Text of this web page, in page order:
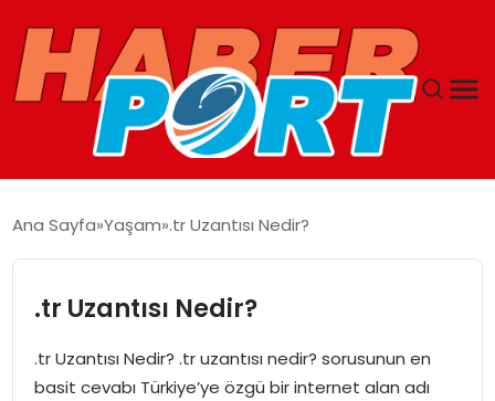
GUNCEL
YAŞAM
SAĞLIK
Ana Sayfa Yaşam .tr Uzantısı Nedir?
.tr Uzantısı Nedir?
.tr Uzantısı Nedir? .tr uzantısı nedir? sorusunun en
basit cevabı Türkiye’ye özgü bir internet alan adı